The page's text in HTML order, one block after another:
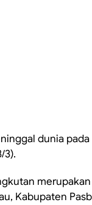
dunia pada
3).
Kabupaten